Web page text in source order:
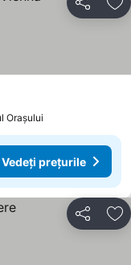
Distribuiți
Oraşului
Vedeți prețurile
Distribuiți